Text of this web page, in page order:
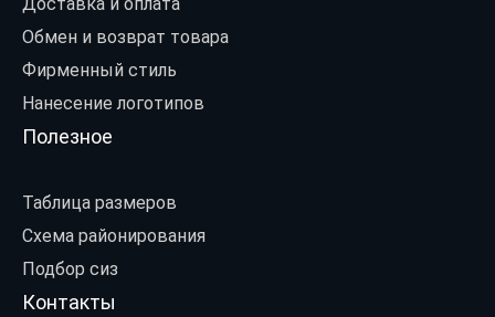
Обмен и возврат товара
Фирменный стиль
Нанесение логотипов
Полезное
Таблица размеров
Схема районирования
Подбор сиз
Контакты